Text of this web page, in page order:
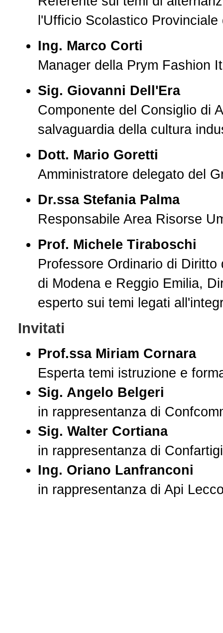
l'Ufficio Scolastico Provinciale
Ing. Marco Corti
Manager della Prym Fashion
Sig. Giovanni Dell'Era
Componente del Consiglio di
salvaguardia della cultura
Dott. Mario Goretti
Amministratore delegato del
Dr.ssa Stefania Palma
Responsabile Area Risorse
Prof. Michele Tiraboschi
Professore Ordinario di
di Modena e Reggio Emilia,
esperto sui temi legati
Invitati
Prof.ssa Miriam Cornara
Esperta temi istruzione e
Sig. Angelo Belgeri
in rappresentanza di
Sig. Walter Cortiana
in rappresentanza di
Ing. Oriano Lanfranconi
in rappresentanza di Api